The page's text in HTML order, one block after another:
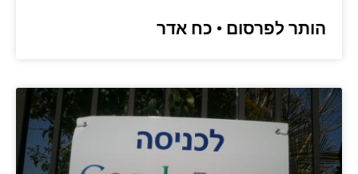
הותר לפרסום • כח אדר